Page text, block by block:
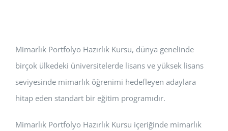
Mimarlık Portfolyo Hazırlık Kursu, dünya genelinde
birçok ülkedeki üniversitelerde lisans ve yüksek lisans
seviyesinde mimarlık öğrenimi hedefleyen adaylara
hitap eden standart bir eğitim programıdır.
Mimarlık Portfolyo Hazırlık Kursu içeriğinde mimarlık